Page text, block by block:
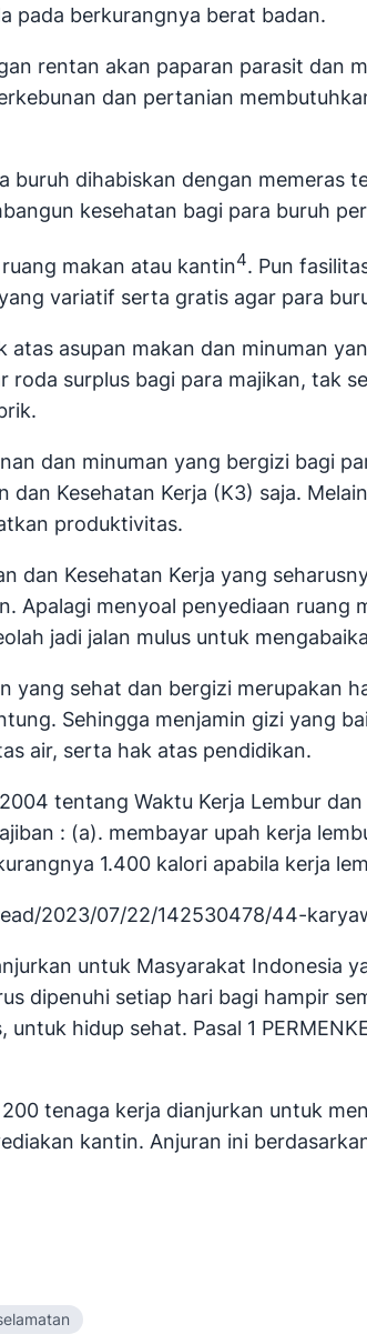
pada berkurangnya berat badan.
rentan akan paparan parasit
dan pertanian
buruh dihabiskan dengan
kesehatan bagi para buruh
makan atau kantin4. Pun
variatif serta gratis agar para
atas asupan makan dan minuman
roda surplus bagi para majikan, tak
dan minuman yang bergizi bagi
dan Kesehatan Kerja (K3) saja.
produktivitas.
dan Kesehatan Kerja yang
Apalagi menyoal penyediaan
jadi jalan mulus untuk
yang sehat dan bergizi merupakan
Sehingga menjamin gizi yang
air, serta hak atas pendidikan.
2004 tentang Waktu Kerja Lembur
: (a). membayar upah kerja
1.400 kalori apabila kerja
2023/07/22/142530478/44-
untuk Masyarakat Indonesia
dipenuhi setiap hari bagi hampir
hidup sehat. Pasal 1
tenaga kerja dianjurkan untuk
kantin. Anjuran ini